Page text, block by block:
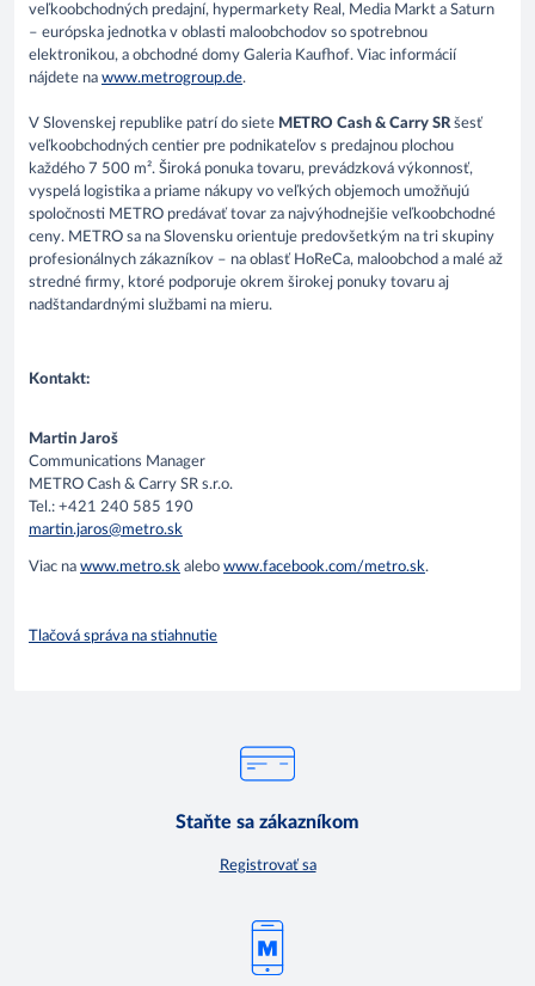
veľkoobchodných predajní, hypermarkety Real, Media Markt a Saturn
– európska jednotka v oblasti maloobchodov so spotrebnou
elektronikou, a obchodné domy Galeria Kaufhof. Viac informácií
nájdete na www.metrogroup.de.
V Slovenskej republike patrí do siete METRO Cash & Carry SRšesť
veľkoobchodných centier pre podnikateľov s predajnou plochou
každého 7 500 m². Široká ponuka tovaru, prevádzková výkonnosť,
vyspelá logistika a priame nákupy vo veľkých objemoch umožňujú
spoločnosti METRO predávať tovar za najvýhodnejšie veľkoobchodné
ceny. METRO sa na Slovensku orientuje predovšetkým na tri skupiny
profesionálnych zákazníkov – na oblasť HoReCa, maloobchod a malé až
stredné firmy, ktoré podporuje okrem širokej ponuky tovaru aj
nadštandardnými službami na mieru.
Kontakt:
Martin Jaroš
Communications Manager
METRO Cash & Carry SR s.r.o.
Tel.: +421 240 585 190
martin.jaros@metro.sk
Viac na www.metro.sk alebo www.facebook.com/metro.sk.
Tlačová správa na stiahnutie
Staňte sa zákazníkom
Registrovať sa